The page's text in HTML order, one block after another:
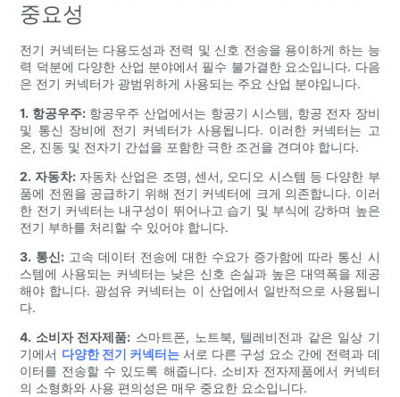
중요성
전기 커넥터는 다용도성과 전력 및 신호 전송을 용이하게 하는 능
력 덕분에 다양한 산업 분야에서 필수 불가결한 요소입니다. 다음
은 전기 커넥터가 광범위하게 사용되는 주요 산업 분야입니다.
1. 항공우주:항공우주 산업에서는 항공기 시스템, 항공 전자 장비
및 통신 장비에 전기 커넥터가 사용됩니다. 이러한 커넥터는 고
온, 진동 및 전자기 간섭을 포함한 극한 조건을 견뎌야 합니다.
2. 자동차:자동차 산업은 조명, 센서, 오디오 시스템 등 다양한 부
품에 전원을 공급하기 위해 전기 커넥터에 크게 의존합니다. 이러
한 전기 커넥터는 내구성이 뛰어나고 습기 및 부식에 강하며 높은
전기 부하를 처리할 수 있어야 합니다.
3. 통신:고속 데이터 전송에 대한 수요가 증가함에 따라 통신 시
스템에 사용되는 커넥터는 낮은 신호 손실과 높은 대역폭을 제공
해야 합니다. 광섬유 커넥터는 이 산업에서 일반적으로 사용됩니
다.
4. 소비자 전자제품: 스마트폰, 노트북, 텔레비전과 같은 일상 기
기에서 다양한 전기 커넥터는서로 다른 구성 요소 간에 전력과 데
이터를 전송할 수 있도록 해줍니다. 소비자 전자제품에서 커넥터
의 소형화와 사용 편의성은 매우 중요한 요소입니다.